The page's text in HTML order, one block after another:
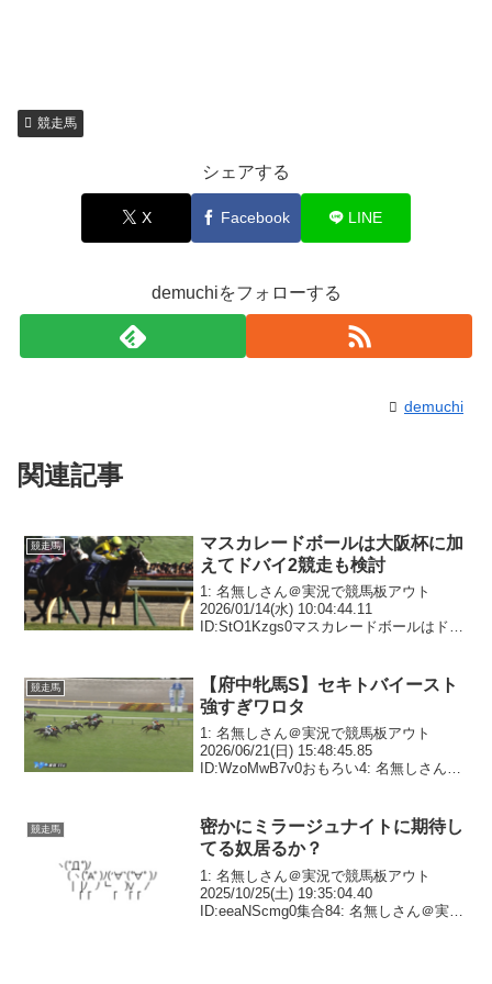
競走馬
シェアする
X Facebook LINE
demuchiをフォローする
demuchi
関連記事
競走馬
マスカレードボールは大阪杯に加
えてドバイ2競走も検討
1: 名無しさん＠実況で競馬板アウト
2026/01/14(水) 10:04:44.11
ID:StO1Kzgs0マスカレードボールはドバ
2026/01/14(水)...
競走馬
【府中牝馬S】セキトバイースト
強すぎワロタ
1: 名無しさん＠実況で競馬板アウト
2026/06/21(日) 15:48:45.85
ID:WzoMwB7v0おもろい4: 名無しさん＠
競走馬
密かにミラージュナイトに期待し
てる奴居るか？
1: 名無しさん＠実況で競馬板アウト
2025/10/25(土) 19:35:04.40
ID:eeaNScmg0集合84: 名無しさん＠実況